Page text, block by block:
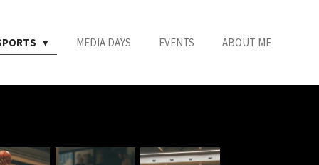
MEDIA DAYS EVENTS ABOUT ME